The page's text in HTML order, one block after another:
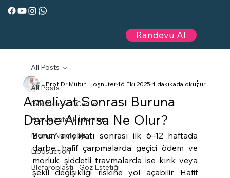
Randevu Al
All Posts
Rekonstrüktif Cerrahi
Yüz ve Estetik İşlemleri
Meme Ameliyatı
Liposuction
Blefaroplasti - Göz Estetiği
All Posts
Ameliyat Sonrası Buruna
Darbe Alınırsa Ne Olur?
Prof.Dr.Mübin Hoşnuter16 Eki 20254 dakikada okunur
Burun ameliyatı sonrası ilk 6–12 haftada
darbe; hafif çarpmalarda geçici ödem ve
morluk, şiddetli travmalarda ise kırık veya
şekil değişikliği riskine yol açabilir. Hafif